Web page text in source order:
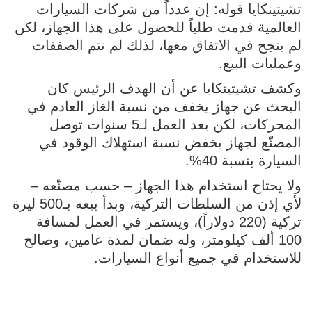
تشيتينكايا قوله: إن عدداً من شركات السيارات
العالمية قدمت طلباً للحصول على هذا الجهاز، لكن
لم ينجح في الاتفاق معها، لذلك لم تتم الصفقات
وعمليات البيع.
وكشف تشيتينكايا عن أن الهدف الرئيس كان
البحث عن جهاز يخفف من نسبة الغاز العادم في
المحركات، لكن بعد العمل لـ5 سنوات توصل
المصنّع لجهاز يخفض نسبة استهلاك الوقود في
السيارة بنسبة 40%.
ولا يحتاج استخدام هذا الجهاز – حسب مصنّعه –
لأي إذن من السلطات التركية، وبدأ بيعه بـ500 ليرة
تركية (220 دولاراً)، ويستمر في العمل لمسافة
100 ألف كيلومتر، وله ضمان لمدة عامين، وصالح
للاستخدام في جميع أنواع السيارات.